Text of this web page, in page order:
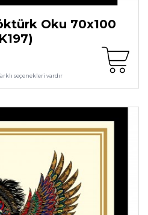
Oku 70x100
seçenekleri vardır